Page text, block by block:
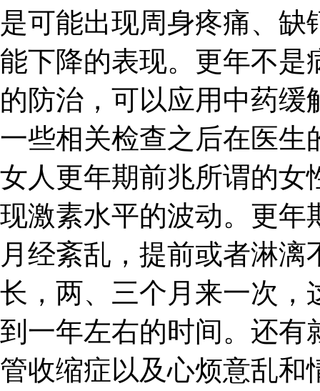
是可能出现周身疼痛、
能下降的表现。更年不是
的防治，可以应用中药
一些相关检查之后在医生
女人更年期前兆所谓的女
现激素水平的波动。更年
月经紊乱，提前或者淋
长，两、三个月来一次，
到一年左右的时间。还有
管收缩症以及心烦意乱和